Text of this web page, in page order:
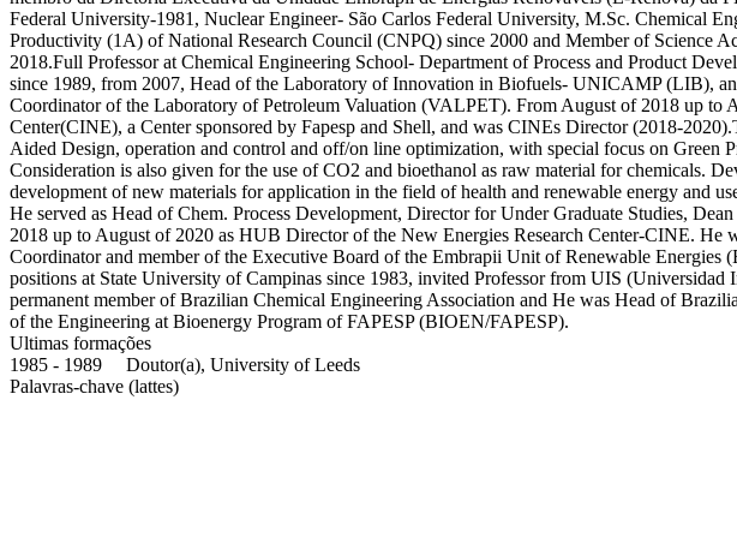
Federal University-1981, Nuclear Engineer- São Carlos Federal University, M.Sc. Chemical
Productivity (1A) of National Research Council (CNPQ) since 2000 and Member of Science
2018.Full Professor at Chemical Engineering School- Department of Process and Product
since 1989, from 2007, Head of the Laboratory of Innovation in Biofuels- UNICAMP (LIB),
Coordinator of the Laboratory of Petroleum Valuation (VALPET). From August of 2018 up
Center(CINE), a Center sponsored by Fapesp and Shell, and was CINEs Director (2018-
Aided Design, operation and control and off/on line optimization, with special focus on Green
Consideration is also given for the use of CO2 and bioethanol as raw material for chemicals.
development of new materials for application in the field of health and renewable energy and
He served as Head of Chem. Process Development, Director for Under Graduate Studies,
2018 up to August of 2020 as HUB Director of the New Energies Research Center-CINE.
Coordinator and member of the Executive Board of the Embrapii Unit of Renewable
positions at State University of Campinas since 1983, invited Professor from UIS
permanent member of Brazilian Chemical Engineering Association and He was Head of
of the Engineering at Bioenergy Program of FAPESP (BIOEN/FAPESP).
Ultimas formações
1985 - 1989 Doutor(a), University of Leeds
Palavras-chave (lattes)